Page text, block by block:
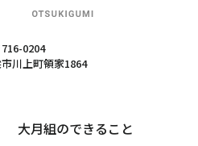
716-0204
川上町領家1864
大月組のできること